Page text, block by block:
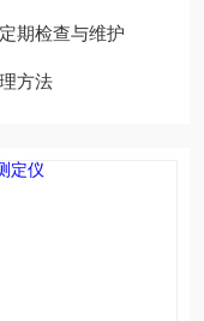
期检查与维护
方法